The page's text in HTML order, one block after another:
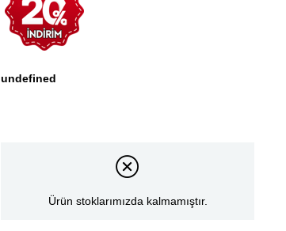
undefined
Ürün stoklarımızda kalmamıştır.